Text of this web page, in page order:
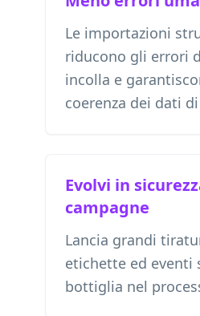
Le importazioni
riducono gli errori
incolla e
coerenza dei dati
Evolvi in
campagne
Lancia grandi
etichette ed eventi
bottiglia nel